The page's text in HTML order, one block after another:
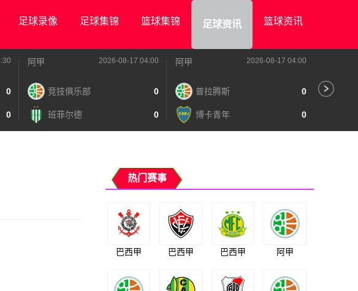
足球录像 足球集锦 篮球集锦 足球资讯 篮球资讯
0
0
阿甲 2026-08-17 04:00
竞技俱乐部 0
班菲尔德 0
阿甲 2026-08-17 04:00
普拉腾斯 0
博卡青年 0
热门赛事
巴西甲 巴西甲 巴西甲 阿甲